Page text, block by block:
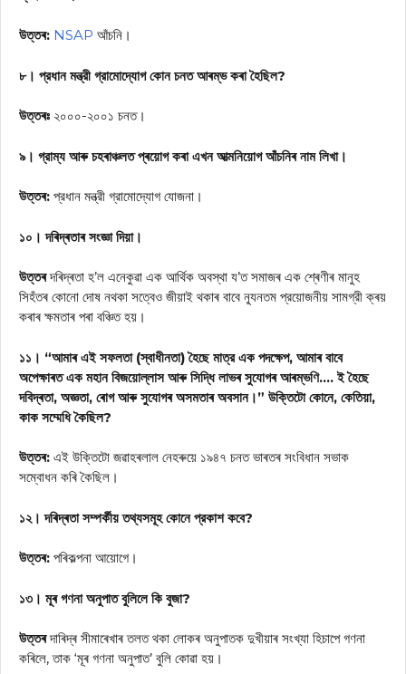
উত্তৰ: NSAP আঁচনি।
৮। প্রধান মন্ত্রী গ্রামোদ্যোগ কোন চনত আৰম্ভ কৰা হৈছিল?
উত্তৰঃ ২০০০-২০০১ চনত।
৯। গ্রাম্য আৰু চহৰাঞ্চলত প্ৰয়োগ কৰা এখন আত্মনিয়োগ আঁচনিৰ নাম লিখা।
উত্তৰ: প্রধান মন্ত্রী গ্রামোদ্যোগ যোজনা।
১০। দৰিদ্ৰতাৰ সংজ্ঞা দিয়া।
উত্তৰদৰিদ্ৰতা হ’ল এনেকুৱা এক আর্থিক অবস্থা য’ত সমাজৰ এক শ্ৰেণীৰ মানুহ
সিহঁতৰ কোনো দোষ নথকা সত্বেও জীয়াই থকাৰ বাবে ন্যূনতম প্রয়োজনীয় সামগ্রী ক্ৰয়
কৰাৰ ক্ষমতাৰ পৰা বঞ্চিত হয়।
১১। “আমাৰ এই সফলতা (স্বাধীনতা) হৈছে মাত্র এক পদক্ষেপ, আমাৰ বাবে
অপেক্ষাৰত এক মহান বিজয়োল্লাস আৰু সিদ্ধি লাভৰ সুযোগৰ আৰম্ভণি…. ই হৈছে
দবিদ্ৰতা, অজ্ঞতা, ৰোগ আৰু সুযোগৰ অসমতাৰ অবসান।” উক্তিটো কোনে, কেতিয়া,
কাক সম্মেধি কৈছিল?
উত্তৰ: এই উক্তিটো জৱাহৰলাল নেহৰুয়ে ১৯৪৭ চনত ভাৰতৰ সংবিধান সভাক
সম্বোধন কৰি কৈছিল।
১২। দৰিদ্ৰতা সম্পর্কীয় তথ্যসমূহ কোনে প্রকাশ কবে?
উত্তৰ: পৰিকল্পনা আয়োগে।
১৩। মূৰ গণনা অনুপাত বুলিলে কি বুজা?
উত্তৰদাৰিদ্ৰ সীমাৰেখাৰ তলত থকা লোকৰ অনুপাতক দুখীয়াৰ সংখ্যা হিচাপে গণনা
কৰিলে, তাক ‘মূৰ গণনা অনুপাত’ বুলি কোৱা হয়।